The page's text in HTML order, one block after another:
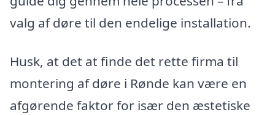
valg af døre til den endelige installation.
Husk, at det at finde det rette firma til
montering af døre i Rønde kan være en
afgørende faktor for især den æstetiske